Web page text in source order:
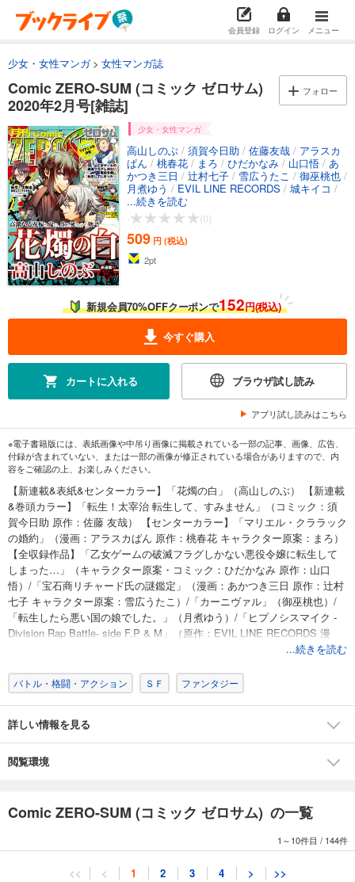
会員登録 ログイン メニュー
少女・女性マンガ 女性マンガ誌
Comic ZERO-SUM (コミック ゼロサム)
2020年2月号[雑誌]
フォロー
少女・女性マンガ
高山しのぶ / 須賀今日助 / 佐藤友哉 / アラスカ
ぱん / 桃春花 / まろ / ひだかなみ / 山口悟 / あ
かつき三日 / 辻村七子 / 雪広うたこ / 御巫桃也 /
月煮ゆう / EVIL LINE RECORDS / 城キイコ /
百瀬祐一郎/
ミ/リベル・エンタテインメント
久米田夏緒/ おの秋人
喜久田ゆい/
MOON
きちか
...続きを読む
-
(0)
509 円 (税込)
2pt
新規会員70%OFFクーポンで152円(税込)
今すぐ購入
カートに入れる ブラウザ試し読み
アプリ試し読みはこちら
※電子書籍版には、表紙画像や中吊り画像に掲載されている一部の記事、画像、広告、
付録が含まれていない、または一部の画像が修正されている場合がありますので、内
容をご確認の上、お楽しみください。
【新連載&表紙&センターカラー】「花燭の白」（高山しのぶ） 【新連載
&巻頭カラー】「転生！太宰治 転生して、すみません」（コミック：須
賀今日助 原作：佐藤 友哉） 【センターカラー】「マリエル・クララック
の婚約」（漫画：アラスカぱん 原作：桃春花 キャラクター原案：まろ）
【全収録作品】「乙女ゲームの破滅フラグしかない悪役令嬢に転生して
しまった…」（キャラクター原案・コミック：ひだかなみ 原作：山口
悟）/「宝石商リチャード氏の謎鑑定」（漫画：あかつき三日 原作：辻村
七子 キャラクター原案：雪広うたこ）/「カーニヴァル」（御巫桃也）/
「転生したら悪い国の娘でした。」（月煮ゆう）/「ヒプノシスマイク -
Division Rap Battle- side F.P & M」（原作：EVIL LINE RECORDS 漫
画：城キイコ シナリオ：百瀬祐一郎）/「神クズ☆アイドル」（いそふら
ンタテインメント キャラクターデザイン：冨士原良）/「ボクラノキセ
キ」（久米田夏緒）/「家政魔導士の異世界生活～冒険中の家政婦業承り
ま）/「災禍の神は願わない」（尾羊 英）/「虫かぶり姫」（漫画：喜久田
ゆい 原作：由唯 キャラクター原案：椎名咲月）/「Fate/Grand Order -
mortalis:stella-」（漫画：白峰 原作：TYPE-MOON）/「竜騎士のお気に
がきちか）/【出張版】「チート少女が暴君聖王に溺愛されそうですが、
今は魔法に夢中なんです!!!」（コミック：笹原智映 原作：夏野ちより キ
ャラクター原案：雲屋ゆきお）/【読み切り】「若王子くんと殿宮さん」
（小唄） ※本電子書籍の表紙・目次・広告・情報・価格は、紙で発行した
当時のものとなります。電子版に付録は含まれておりません。また、作
...続きを読む
バトル・格闘・アクション ＳＦ ファンタジー
詳しい情報を見る
閲覧環境
Comic ZERO-SUM (コミック ゼロサム) の一覧
1～10件目 / 144件
<< < 1 2 3 4 > >>